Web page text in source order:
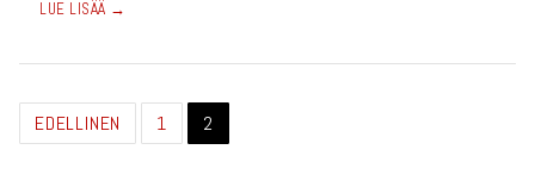
LUE LISÄÄ →
Artikkelien
EDELLINEN 1 2